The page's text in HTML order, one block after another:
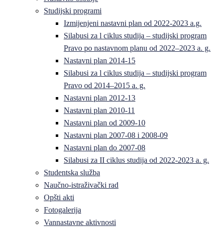
Studijski programi
Izmijenjeni nastavni plan od 2022-2023 a.g.
Silabusi za l ciklus studija – studijski program
Pravo po nastavnom planu od 2022–2023 a. g.
Nastavni plan 2014-15
Silabusi za l ciklus studija – studijski program
Pravo od 2014–2015 a. g.
Nastavni plan 2012-13
Nastavni plan 2010-11
Nastavni plan od 2009-10
Nastavni plan 2007-08 i 2008-09
Nastavni plan do 2007-08
Silabusi za II ciklus studija od 2022-2023 a. g.
Studentska služba
Naučno-istraživački rad
Opšti akti
Fotogalerija
Vannastavne aktivnosti